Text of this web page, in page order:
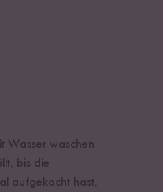
Wasser waschen
bis die
aufgekocht hast,